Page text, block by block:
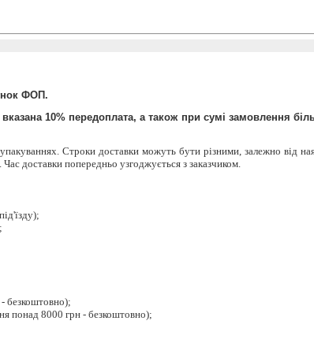
ФОП.
10% передоплата, а також при сумі замовлення
Строки доставки можуть бути різними, залежно від
доставки попередньо узгоджується з заказчиком.
безкоштовно);
понад 8000 грн - безкоштовно);